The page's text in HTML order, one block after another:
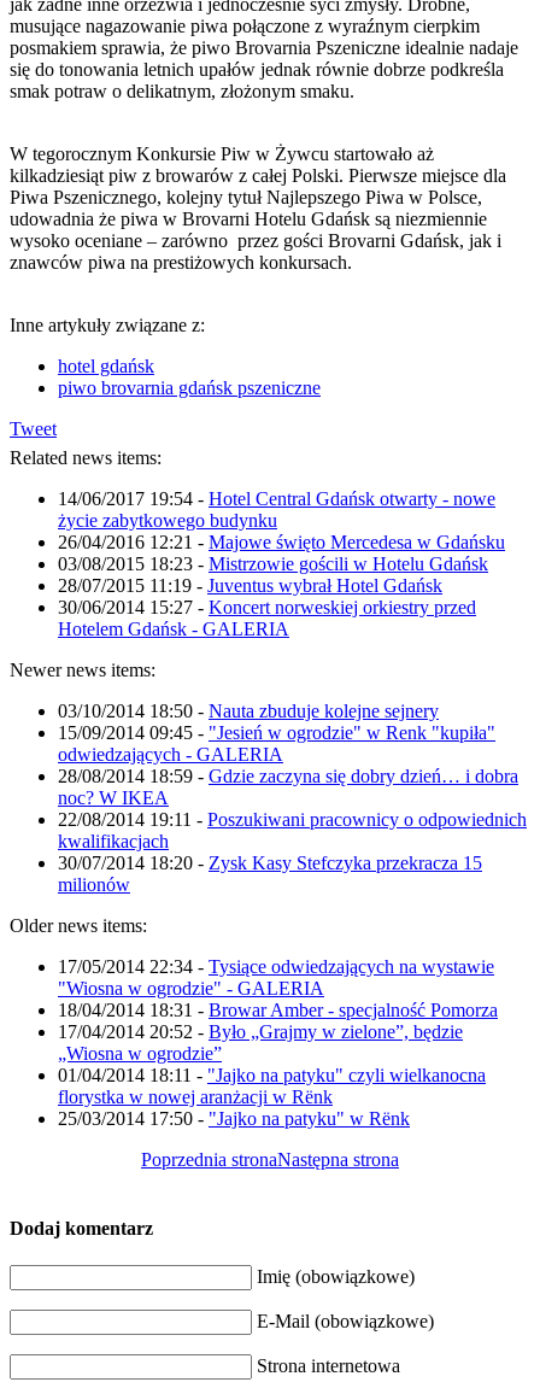
musujące nagazowanie piwa połączone z wyraźnym cierpkim
posmakiem sprawia, że piwo Brovarnia Pszeniczne idealnie nadaje
się do tonowania letnich upałów jednak równie dobrze podkreśla
smak potraw o delikatnym, złożonym smaku.
W tegorocznym Konkursie Piw w Żywcu startowało aż
kilkadziesiąt piw z browarów z całej Polski. Pierwsze miejsce dla
Piwa Pszenicznego, kolejny tytuł Najlepszego Piwa w Polsce,
udowadnia że piwa w Brovarni Hotelu Gdańsk są niezmiennie
wysoko oceniane – zarówno przez gości Brovarni Gdańsk, jak i
znawców piwa na prestiżowych konkursach.
Inne artykuły związane z:
hotel gdańsk
piwo brovarnia gdańsk pszeniczne
Tweet
Related news items:
14/06/2017 19:54 - Hotel Central Gdańsk otwarty - nowe
życie zabytkowego budynku
26/04/2016 12:21 - Majowe święto Mercedesa w Gdańsku
03/08/2015 18:23 - Mistrzowie gościli w Hotelu Gdańsk
28/07/2015 11:19 - Juventus wybrał Hotel Gdańsk
30/06/2014 15:27 - Koncert norweskiej orkiestry przed
Hotelem Gdańsk - GALERIA
Newer news items:
03/10/2014 18:50 - Nauta zbuduje kolejne sejnery
15/09/2014 09:45 - "Jesień w ogrodzie" w Renk "kupiła"
odwiedzających - GALERIA
28/08/2014 18:59 - Gdzie zaczyna się dobry dzień… i dobra
noc? W IKEA
22/08/2014 19:11 - Poszukiwani pracownicy o odpowiednich
kwalifikacjach
30/07/2014 18:20 - Zysk Kasy Stefczyka przekracza 15
milionów
Older news items:
17/05/2014 22:34 - Tysiące odwiedzających na wystawie
"Wiosna w ogrodzie" - GALERIA
18/04/2014 18:31 - Browar Amber - specjalność Pomorza
17/04/2014 20:52 - Było „Grajmy w zielone”, będzie
„Wiosna w ogrodzie”
01/04/2014 18:11 - "Jajko na patyku" czyli wielkanocna
florystka w nowej aranżacji w Rënk
25/03/2014 17:50 - "Jajko na patyku" w Rënk
Poprzednia stronaNastępna strona
Dodaj komentarz
Imię (obowiązkowe)
E-Mail (obowiązkowe)
Strona internetowa